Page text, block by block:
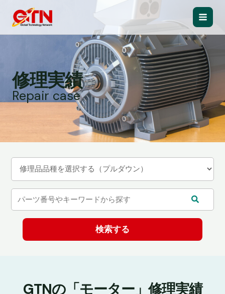
Main
修理実績
Repair case
GTNの「モーター」修理実績